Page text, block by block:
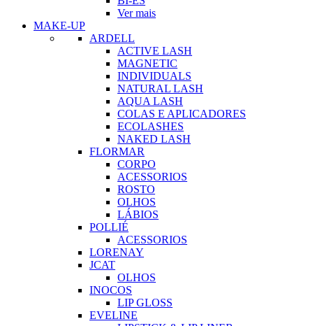
Ver mais
MAKE-UP
ARDELL
ACTIVE LASH
MAGNETIC
INDIVIDUALS
NATURAL LASH
AQUA LASH
COLAS E APLICADORES
ECOLASHES
NAKED LASH
FLORMAR
CORPO
ACESSORIOS
ROSTO
OLHOS
LÁBIOS
POLLIÉ
ACESSORIOS
LORENAY
JCAT
OLHOS
INOCOS
LIP GLOSS
EVELINE